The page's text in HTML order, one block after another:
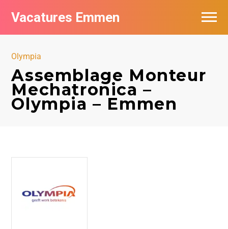
Vacatures Emmen
Olympia
Assemblage Monteur
Mechatronica –
Olympia – Emmen
Vacatures per bedrijf
De populairste vacatures in Emmen
Nieuwsbrief feed